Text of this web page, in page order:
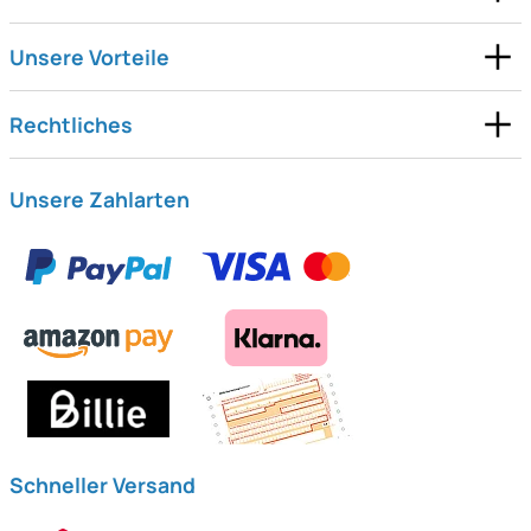
Unsere Vorteile
Rechtliches
Unsere Zahlarten
Schneller Versand